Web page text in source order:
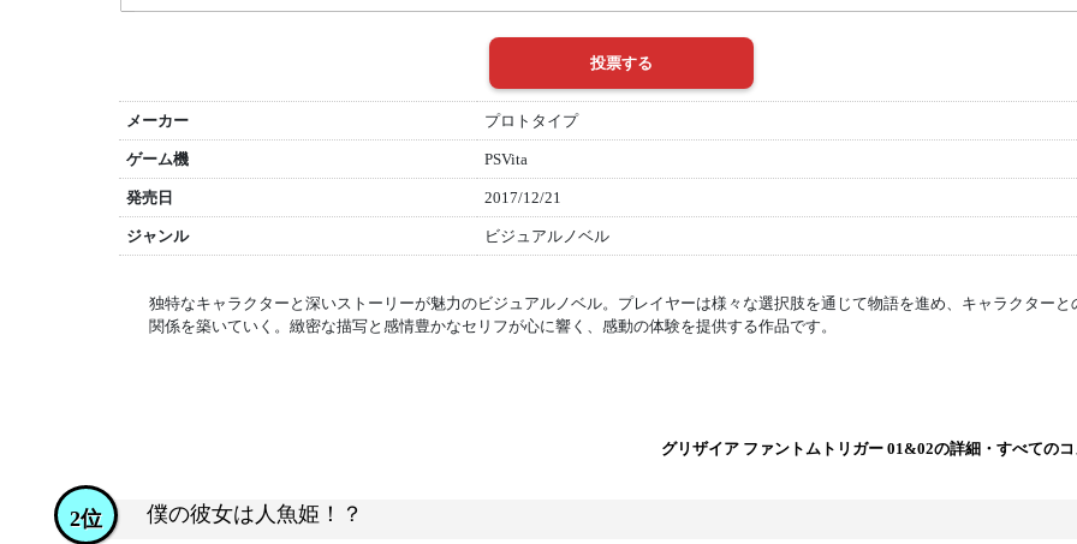
メーカー プロトタイプ
ゲーム機 PSVita
発売日 2017/12/21
ジャンル ビジュアルノベル
独特なキャラクターと深いストーリーが魅力のビジュアルノベル。プレイヤーは様々な選択肢を通じて物語を進め、キャラクターと
関係を築いていく。緻密な描写と感情豊かなセリフが心に響く、感動の体験を提供する作品です。
グリザイア ファントムトリガー 01&02の詳細・すべての
僕の彼女は人魚姫！？
2位